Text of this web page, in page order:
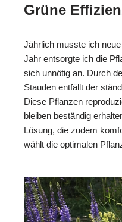
Grüne
Jährlich musste ich
Jahr entsorgte ich die
sich unnötig an. Durch
Stauden entfällt der
Diese Pflanzen
bleiben beständig
Lösung, die zudem
wählt die optimalen